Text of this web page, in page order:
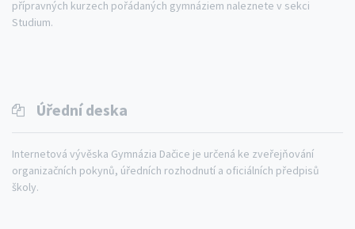
přípravných kurzech pořádaných gymnáziem naleznete v sekci
Studium.
Úřední deska
Internetová vývěska Gymnázia Dačice je určená ke zveřejňování
organizačních pokynů, úředních rozhodnutí a oficiálních předpisů
školy.